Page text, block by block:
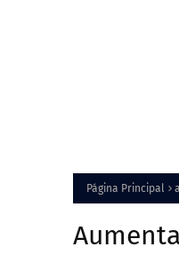
Página Principal